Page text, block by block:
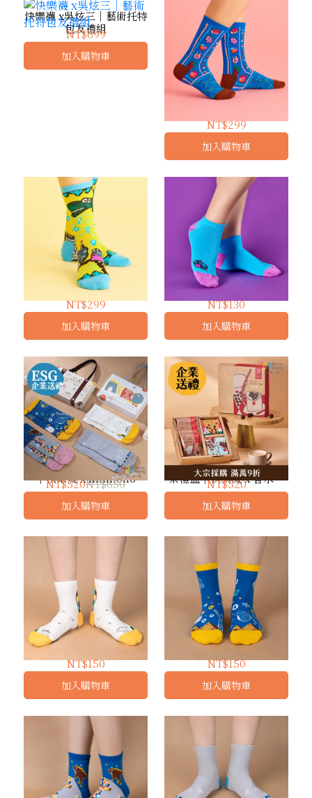
快樂襪 x吳炫三｜藝術托特
包友禮組
NT$699
加入購物車
NT$299
加入購物車
河馬遇見好朋友 ｜ 長襪
NT$299
加入購物車
簡單襪 - 河馬船襪
NT$130
加入購物車
玩出新視界旅行聯名禮盒
｜快樂襪 x nininono
NT$520NT$650
加入購物車
【企業送禮首選】珍珠奶
茶禮盒｜快樂襪 x 春水堂
聯名
NT$520
加入購物車
簡單襪-繽紛台中 ｜ 短襪
NT$150
加入購物車
環遊世界｜ 短襪
NT$150
加入購物車